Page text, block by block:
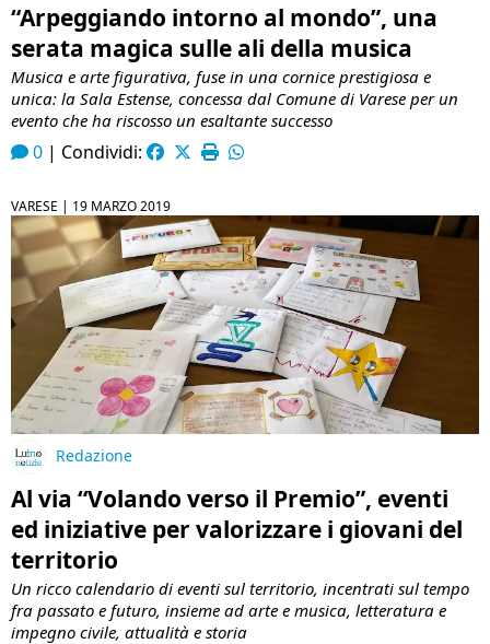
“Arpeggiando intorno al mondo”, una
serata magica sulle ali della musica
Musica e arte figurativa, fuse in una cornice prestigiosa e
unica: la Sala Estense, concessa dal Comune di Varese per un
evento che ha riscosso un esaltante successo
0 | Condividi:
VARESE | 19 MARZO 2019
Redazione
Al via “Volando verso il Premio”, eventi
ed iniziative per valorizzare i giovani del
territorio
Un ricco calendario di eventi sul territorio, incentrati sul tempo
fra passato e futuro, insieme ad arte e musica, letteratura e
impegno civile, attualità e storia